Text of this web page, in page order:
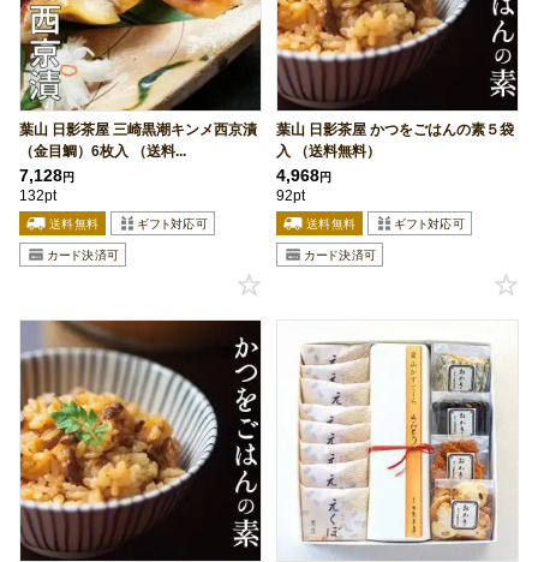
葉山 日影茶屋 三崎黒潮キンメ西京漬
（金目鯛）6枚入 （送料...
7,128円
132pt
葉山 日影茶屋 かつをごはんの素５袋
入 （送料無料）
4,968円
92pt